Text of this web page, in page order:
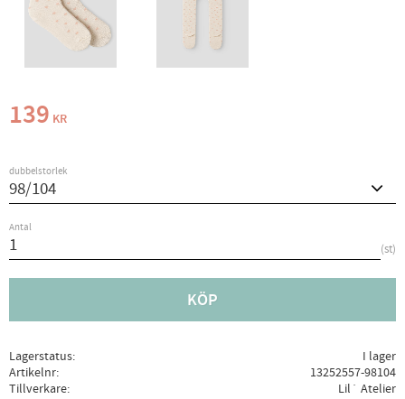
139 KR
dubbelstorlek
Antal
st
KÖP
Lagerstatus
I lager
Artikelnr
13252557-98104
Tillverkare
Lil´ Atelier